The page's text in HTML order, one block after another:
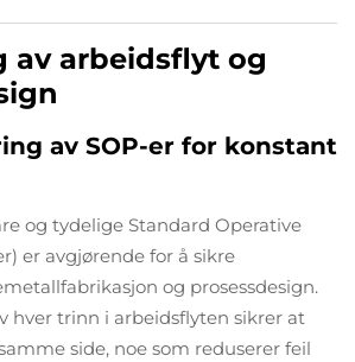
av arbeidsflyt og
av SOP-er for konstant
og tydelige Standard Operative
er avgjørende for å sikre
og prosessdesign.
hver trinn i arbeidsflyten sikrer at
side, noe som reduserer feil